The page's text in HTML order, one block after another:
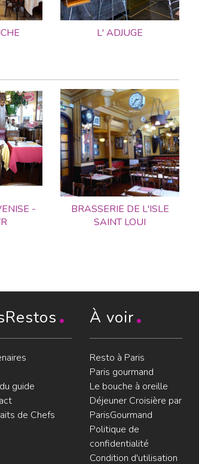
L' ADJUGE
-
BRASSERIE DE L'ISLE
SAINT LOUI
guide
de Chefs
À voir
Resto à Paris
Paris gourmand
Le bouche à oreille
Déjeuner Croisière par
ParisGourmand
Politique de
confidentialité
Condition d'utilisation